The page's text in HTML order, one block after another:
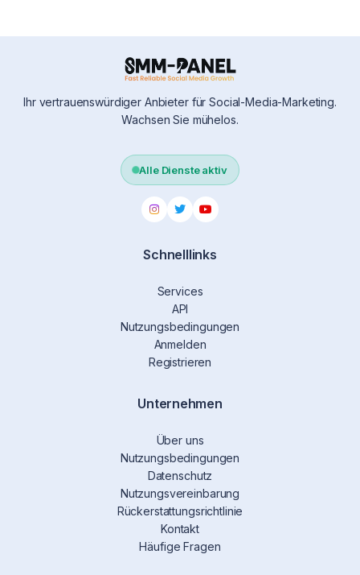
Ihr vertrauenswürdiger Anbieter für Social-Media-Marketing.
Wachsen Sie mühelos.
Alle Dienste aktiv
Schnelllinks
Services
API
Nutzungsbedingungen
Anmelden
Registrieren
Unternehmen
Über uns
Nutzungsbedingungen
Datenschutz
Nutzungsvereinbarung
Rückerstattungsrichtlinie
Kontakt
Häufige Fragen